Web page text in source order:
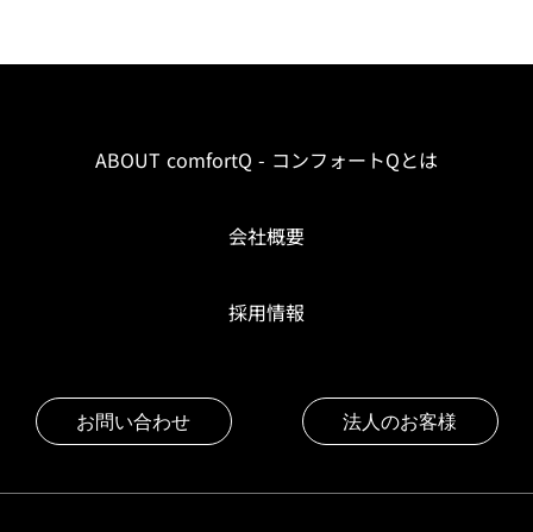
ABOUT comfortQ - コンフォートQとは
会社概要
採用情報
お問い合わせ 法人のお客様